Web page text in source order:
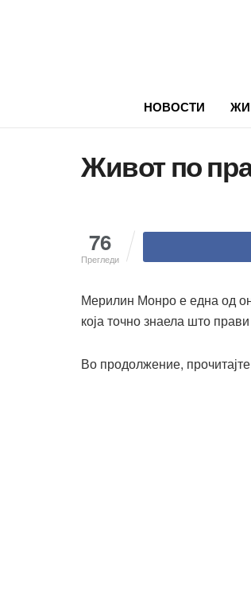
НОВОСТИ
Живот по
76
Прегледи
Мерилин Монро е една од
која точно знаела што
Во продолжение,